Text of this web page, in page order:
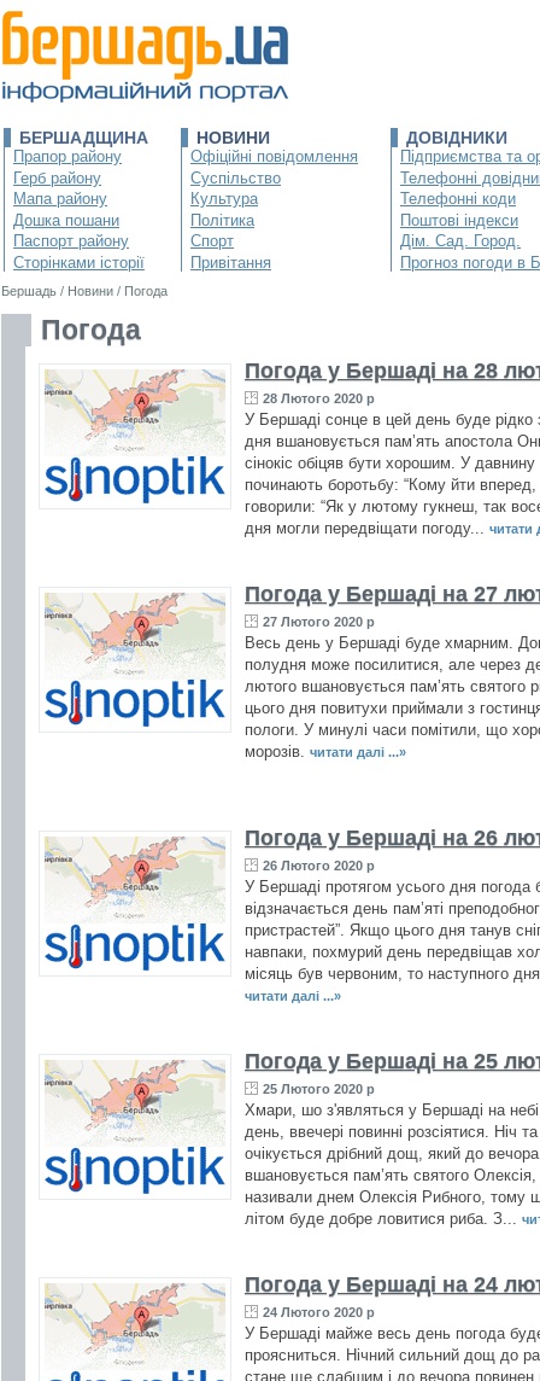
БЕРШАДЩИНА
Прапор району
Герб району
Мапа району
Дошка пошани
Паспорт району
Сторінками історії
НОВИНИ
Офіційні повідомлення
Суспільство
Культура
Політика
Спорт
Привітання
ДОВІДНИКИ
Підприємства та
Телефонні
Телефонні коди
Поштові індекси
Дім. Сад. Город.
Прогноз погоди в
Бершадь / Новини / Погода
Погода
Погода у Бершаді на 28
28 Лютого 2020 р
У Бершаді сонце в цей день буде
дня вшановується пам’ять апостола
сінокіс обіцяв бути хорошим. У
починають боротьбу: “Кому йти
говорили: “Як у лютому гукнеш, так
дня могли передвіщати погоду... читати
Погода у Бершаді на 27
27 Лютого 2020 р
Весь день у Бершаді буде хмарним.
полудня може посилитися, але через
лютого вшановується пам’ять святого
цього дня повитухи приймали з
пологи. У минулі часи помітили, що
морозів. читати далі ...»
Погода у Бершаді на 26
26 Лютого 2020 р
У Бершаді протягом усього дня
відзначається день пам’яті
пристрастей”. Якщо цього дня танув
навпаки, похмурий день передвіщав
місяць був червоним, то наступного дня
читати далі ...»
Погода у Бершаді на 25
25 Лютого 2020 р
Хмари, шо з'являться у Бершаді на
день, ввечері повинні розсіятися. Ніч
очікується дрібний дощ, який до
вшановується пам’ять святого
називали днем Олексія Рибного, тому
літом буде добре ловитися риба. З...
Погода у Бершаді на 24
24 Лютого 2020 р
У Бершаді майже весь день погода
проясниться. Нічний сильний дощ до
стане ще слабшим і до вечора повинен